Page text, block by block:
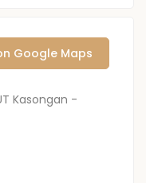
Google Maps
Kasongan -